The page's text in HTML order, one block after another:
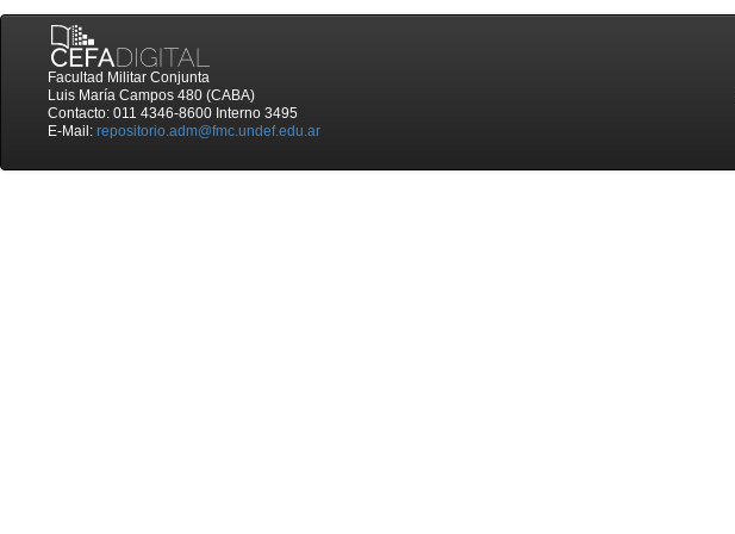
Facultad Militar Conjunta
Luis María Campos 480 (CABA)
Contacto: 011 4346-8600 Interno 3495
E-Mail: repositorio.adm@fmc.undef.edu.ar